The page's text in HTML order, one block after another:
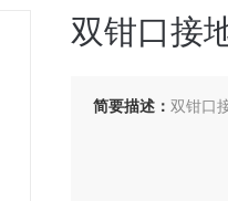
双钳口接
简要描述： 双钳口